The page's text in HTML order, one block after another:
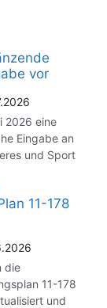
vor
2026 eine
Eingabe an
und Sport
11-178
die
11-178
und